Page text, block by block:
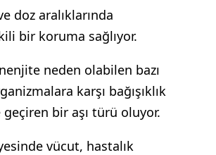
doz aralıklarında
bir koruma sağlıyor.
neden olabilen bazı
karşı bağışıklık
bir aşı türü oluyor.
vücut, hastalık